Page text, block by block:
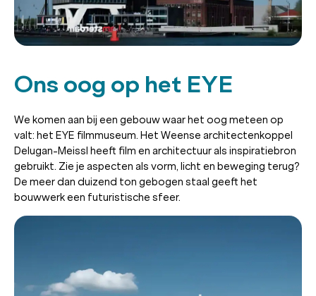
Ons oog op het EYE
We komen aan bij een gebouw waar het oog meteen op
valt: het EYE filmmuseum. Het Weense architectenkoppel
Delugan-Meissl heeft film en architectuur als inspiratiebron
gebruikt. Zie je aspecten als vorm, licht en beweging terug?
De meer dan duizend ton gebogen staal geeft het
bouwwerk een futuristische sfeer.